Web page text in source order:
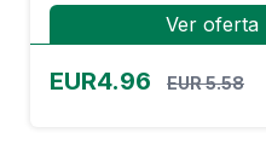
Ver oferta
EUR4.96 EUR 5.58